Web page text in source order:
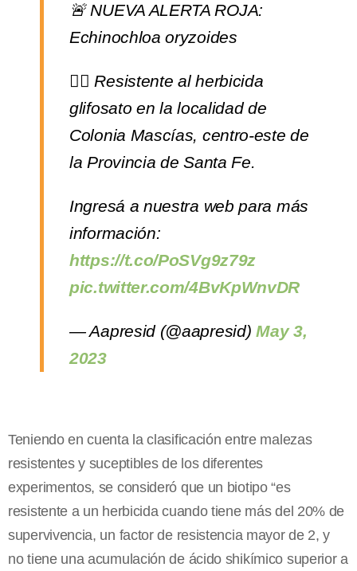
🚨 NUEVA ALERTA ROJA:
Echinochloa oryzoides
👉🏻 Resistente al herbicida
glifosato en la localidad de
Colonia Mascías, centro-este de
la Provincia de Santa Fe.
Ingresá a nuestra web para más
información:
https://t.co/PoSVg9z79z
pic.twitter.com/4BvKpWnvDR
— Aapresid (@aapresid)May 3,
2023
Teniendo en cuenta la clasificación entre malezas
resistentes y suceptibles de los diferentes
experimentos, se consideró que un biotipo “es
resistente a un herbicida cuando tiene más del 20% de
supervivencia, un factor de resistencia mayor de 2, y
no tiene una acumulación de ácido shikímico superior a